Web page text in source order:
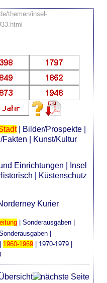
themen/insel-
| Bilder/Prospekte|
Fakten
Kunst/Kultur
Einrichtungen
Insel
Küstenschutz
Kurier
|Sonderausgaben
|
| 1960-1969 | 1970-1979 |